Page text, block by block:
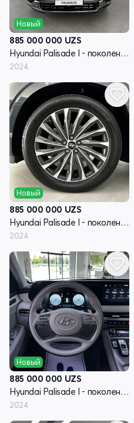
Новый
885 000 000 UZS
Hyundai Palisade I - поколение рестайлинг
2024
Новый
885 000 000 UZS
Hyundai Palisade I - поколение рестайлинг
2024
Новый
885 000 000 UZS
Hyundai Palisade I - поколение рестайлинг
2024